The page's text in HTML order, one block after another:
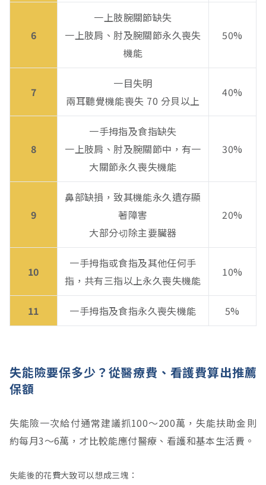
6
一上肢腕關節缺失
一上肢肩、肘及腕關節永久喪失
機能
50%
7
一目失明
兩耳聽覺機能喪失 70 分貝以上
40%
8
一手拇指及食指缺失
一上肢肩、肘及腕關節中，有一
大關節永久喪失機能
30%
9
鼻部缺損，致其機能永久遺存顯
著障害
大部分切除主要臟器
20%
10
一手拇指或食指及其他任何手
指，共有三指以上永久喪失機能
10%
11 一手拇指及食指永久喪失機能 5%
失能險要保多少？從醫療費、看護費算出推薦
保額
失能險一次給付通常建議抓100～200萬，失能扶助金則
約每月3～6萬，才比較能應付醫療、看護和基本生活費。
失能後的花費大致可以想成三塊：